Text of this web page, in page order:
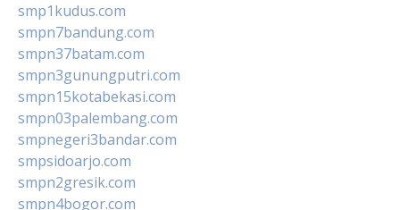
smp1kudus.com
smpn7bandung.com
smpn37batam.com
smpn3gunungputri.com
smpn15kotabekasi.com
smpn03palembang.com
smpnegeri3bandar.com
smpsidoarjo.com
smpn2gresik.com
smpn4bogor.com